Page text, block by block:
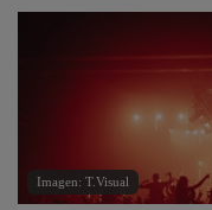
Imagen: T.Visual